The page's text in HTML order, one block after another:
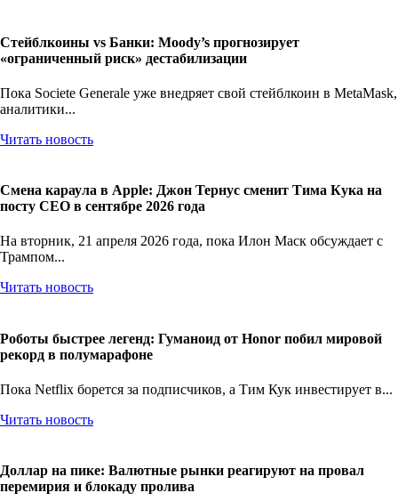
Стейблкоины vs Банки: Moody’s прогнозирует
«ограниченный риск» дестабилизации
Пока Societe Generale уже внедряет свой стейблкоин в MetaMask,
аналитики...
Читать новость
Смена караула в Apple: Джон Тернус сменит Тима Кука на
посту CEO в сентябре 2026 года
На вторник, 21 апреля 2026 года, пока Илон Маск обсуждает с
Трампом...
Читать новость
Роботы быстрее легенд: Гуманоид от Honor побил мировой
рекорд в полумарафоне
Пока Netflix борется за подписчиков, а Тим Кук инвестирует в...
Читать новость
Доллар на пике: Валютные рынки реагируют на провал
перемирия и блокаду пролива